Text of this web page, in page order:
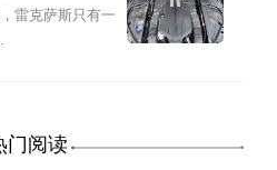
雷克萨斯只有一
门阅读